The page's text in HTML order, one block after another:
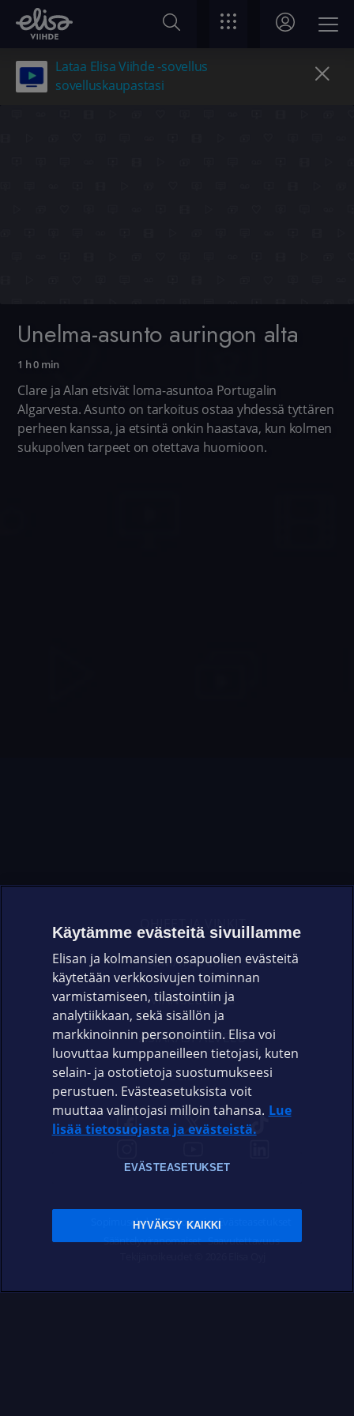
Lataa Elisa Viihde -sovellus
sovelluskaupastasi
Unelma-asunto auringon alta
1 h 0 min
Clare ja Alan etsivät loma-asuntoa Portugalin
Algarvesta. Asunto on tarkoitus ostaa yhdessä tyttären
perheen kanssa, ja etsintä onkin haastava, kun kolmen
sukupolven tarpeet on otettava huomioon.
OHJEET JA VINKIT
OMAYHTEISÖ
VIANSELVITYS
ASIAKASPALVELU
ELISA.FI
Sopimusehdot Tietosuoja Evästeasetukset
Sääntelyviranomaiset Saavutettavuus
Käytämme evästeitä sivuillamme
Elisan ja kolmansien osapuolien evästeitä
käytetään verkkosivujen toiminnan
varmistamiseen, tilastointiin ja
analytiikkaan, sekä sisällön ja
markkinoinnin personointiin. Elisa voi
luovuttaa kumppaneilleen tietojasi, kuten
selain- ja ostotietoja suostumukseesi
perustuen. Evästeasetuksista voit
muuttaa valintojasi milloin tahansa. Lue
lisää tietosuojasta ja evästeistä.
EVÄSTEASETUKSET
HYVÄKSY KAIKKI